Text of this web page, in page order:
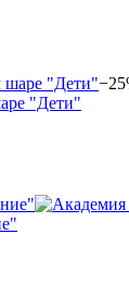
"Дети"